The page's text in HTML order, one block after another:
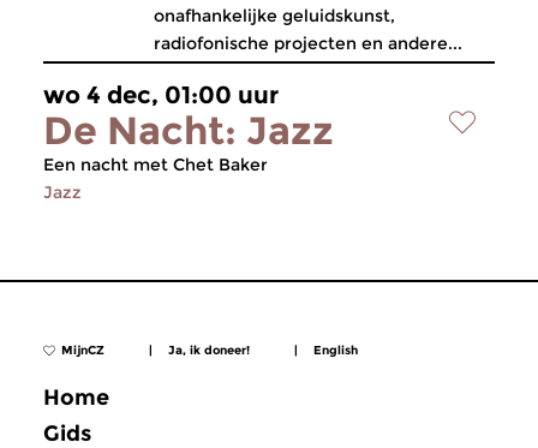
onafhankelijke geluidskunst,
radiofonische projecten en andere...
wo 4 dec, 01:00 uur
De Nacht: Jazz
Een nacht met Chet Baker
Jazz
MijnCZ | Ja, ik doneer! | English
Home
Gids